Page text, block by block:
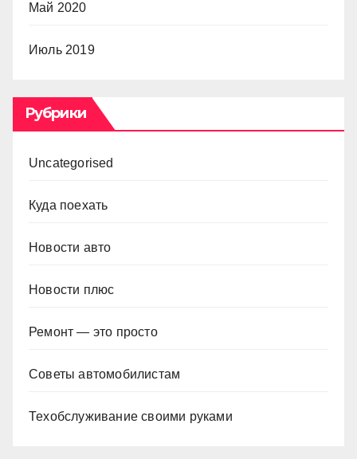
Май 2020
Июль 2019
Рубрики
Uncategorised
Куда поехать
Новости авто
Новости плюс
Ремонт — это просто
Советы автомобилистам
Техобслуживание своими руками